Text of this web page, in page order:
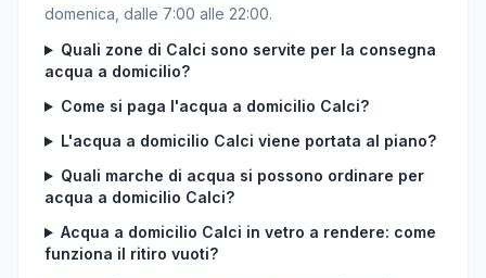
domenica, dalle 7:00 alle 22:00.
Quali zone di Calci sono servite per la consegna
acqua a domicilio?
Come si paga l'acqua a domicilio Calci?
L'acqua a domicilio Calci viene portata al piano?
Quali marche di acqua si possono ordinare per
acqua a domicilio Calci?
Acqua a domicilio Calci in vetro a rendere: come
funziona il ritiro vuoti?